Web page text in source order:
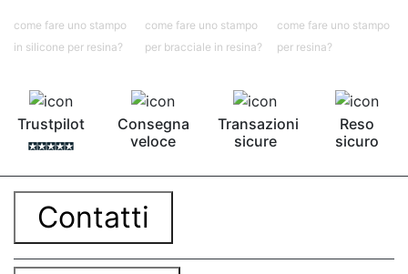
come fare uno stampo
in silicone per resina?
come fare uno stampo
per bracciale in resina?
come fare uno stampo
per resina?
Trustpilot
Consegna
veloce
Transazioni
sicure
Reso
sicuro
Contatti